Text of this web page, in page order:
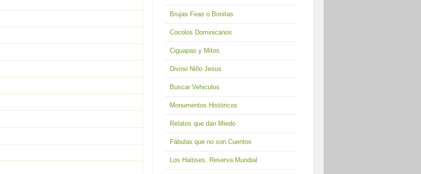
Brujas Feas o Bonitas
Cocolos Dominicanos
Ciguapas y Mitos
Divino Niño Jesus
Buscar Vehiculos
Monumentos Históricos
Relatos que dan Miedo
Fábulas que no son Cuentos
Los Haitises, Reserva Mundial